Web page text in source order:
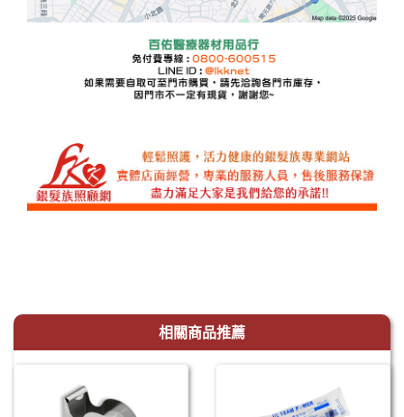
相關商品推薦